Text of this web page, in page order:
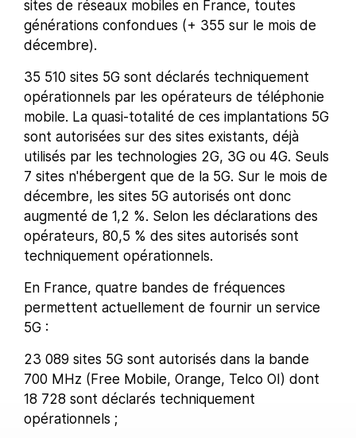
sites de réseaux mobiles en France, toutes
générations confondues (+ 355 sur le mois de
décembre).
35 510 sites 5G sont déclarés techniquement
opérationnels par les opérateurs de téléphonie
mobile. La quasi-totalité de ces implantations 5G
sont autorisées sur des sites existants, déjà
utilisés par les technologies 2G, 3G ou 4G. Seuls
7 sites n'hébergent que de la 5G. Sur le mois de
décembre, les sites 5G autorisés ont donc
augmenté de 1,2 %. Selon les déclarations des
opérateurs, 80,5 % des sites autorisés sont
techniquement opérationnels.
En France, quatre bandes de fréquences
permettent actuellement de fournir un service
5G :
23 089 sites 5G sont autorisés dans la bande
700 MHz (Free Mobile, Orange, Telco OI) dont
18 728 sont déclarés techniquement
opérationnels ;